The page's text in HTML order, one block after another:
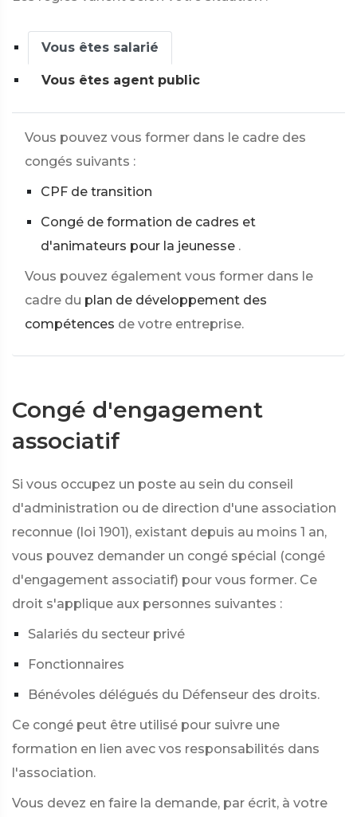
Vous êtes salarié
Vous êtes agent public
Vous pouvez vous former dans le cadre des
congés suivants :
CPF de transition
Congé de formation de cadres et
d'animateurs pour la jeunesse .
Vous pouvez également vous former dans le
cadre du plan de développement des
compétences de votre entreprise.
Congé d'engagement
associatif
Si vous occupez un poste au sein du conseil
d'administration ou de direction d'une association
reconnue (loi 1901), existant depuis au moins 1 an,
vous pouvez demander un congé spécial (congé
d'engagement associatif) pour vous former. Ce
droit s'applique aux personnes suivantes :
Salariés du secteur privé
Fonctionnaires
Bénévoles délégués du Défenseur des droits.
Ce congé peut être utilisé pour suivre une
formation en lien avec vos responsabilités dans
l'association.
Vous devez en faire la demande, par écrit, à votre